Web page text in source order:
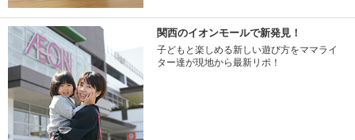
関西のイオンモールで新発見！
子どもと楽しめる新しい遊び方をママライ
ター達が現地から最新リポ！